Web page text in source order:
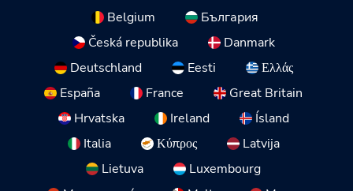
Belgium
България
Česká republika
Danmark
Deutschland
Eesti
Ελλάς
España
France
Great Britain
Hrvatska
Ireland
Ísland
Italia
Κύπρος
Latvija
Lietuva
Luxembourg